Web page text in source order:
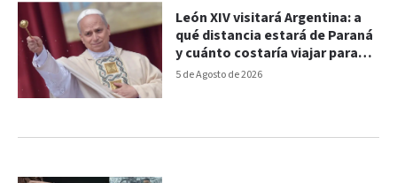
5 de Agosto de 2026
León XIV visitará Argentina: a
qué distancia estará de Paraná
y cuánto costaría viajar para
verlo